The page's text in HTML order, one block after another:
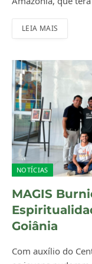
LEIA MAIS
NOTÍCIAS
MAGIS
Goiânia
Com auxílio do